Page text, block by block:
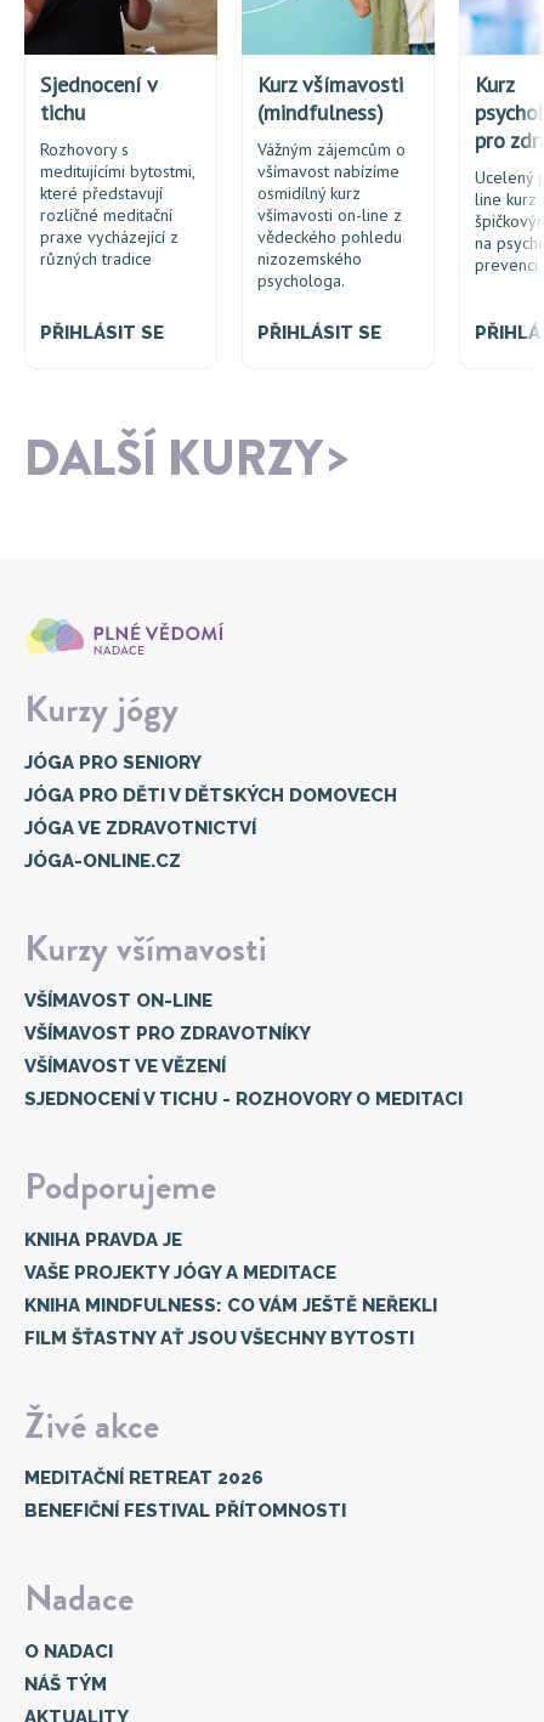
Sjednocení v
tichu
Rozhovory s
meditujícími bytostmi,
které představují
rozličné meditační
praxe vycházející z
různých tradice
PŘIHLÁSIT SE
Kurz všímavosti
(mindfulness)
Vážným zájemcům o
všímavost nabízíme
osmidílný kurz
všímavosti on-line z
vědeckého pohledu
nizozemského
psychologa.
PŘIHLÁSIT SE
Kurz
pro
Ucelený
line kurz
na
prevenci
DALŠÍ KURZY
Kurzy jógy
JÓGA PRO SENIORY
JÓGA PRO DĚTI V DĚTSKÝCH DOMOVECH
JÓGA VE ZDRAVOTNICTVÍ
JÓGA-ONLINE.CZ
Kurzy všímavosti
VŠÍMAVOST ON-LINE
VŠÍMAVOST PRO ZDRAVOTNÍKY
VŠÍMAVOST VE VĚZENÍ
SJEDNOCENÍ V TICHU - ROZHOVORY O MEDITACI
Podporujeme
KNIHA PRAVDA JE
VAŠE PROJEKTY JÓGY A MEDITACE
KNIHA MINDFULNESS: CO VÁM JEŠTĚ NEŘEKLI
FILM ŠŤASTNY AŤ JSOU VŠECHNY BYTOSTI
Živé akce
MEDITAČNÍ RETREAT 2026
BENEFIČNÍ FESTIVAL PŘÍTOMNOSTI
Nadace
O NADACI
NÁŠ TÝM
AKTUALITY